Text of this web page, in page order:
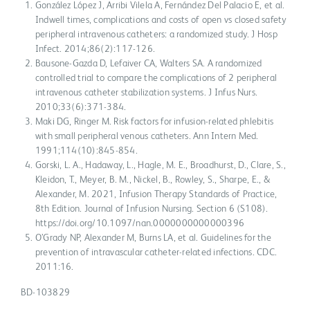
González López J, Arribi Vilela A, Fernández Del Palacio E, et al.
Indwell times, complications and costs of open vs closed safety
peripheral intravenous catheters: a randomized study. J Hosp
Infect. 2014;86(2):117-126.
Bausone-Gazda D, Lefaiver CA, Walters SA. A randomized
controlled trial to compare the complications of 2 peripheral
intravenous catheter stabilization systems. J Infus Nurs.
2010;33(6):371-384.
Maki DG, Ringer M. Risk factors for infusion-related phlebitis
with small peripheral venous catheters. Ann Intern Med.
1991;114(10):845-854.
Gorski, L. A., Hadaway, L., Hagle, M. E., Broadhurst, D., Clare, S.,
Kleidon, T., Meyer, B. M., Nickel, B., Rowley, S., Sharpe, E., &
Alexander, M. 2021, Infusion Therapy Standards of Practice,
8th Edition. Journal of Infusion Nursing. Section 6 (S108).
https://doi.org/10.1097/nan.0000000000000396
O’Grady NP, Alexander M, Burns LA, et al. Guidelines for the
prevention of intravascular catheter-related infections. CDC.
2011:16.
BD-103829